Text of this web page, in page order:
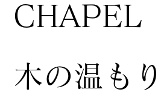
CHAPEL
木の温も